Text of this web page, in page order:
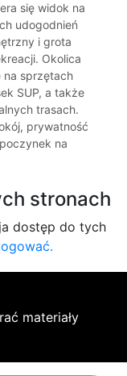
się widok na
udogodnień
i grota
Okolica
na sprzętach
SUP, a także
trasach.
prywatność
na
stronach
dostęp do tych
materiały